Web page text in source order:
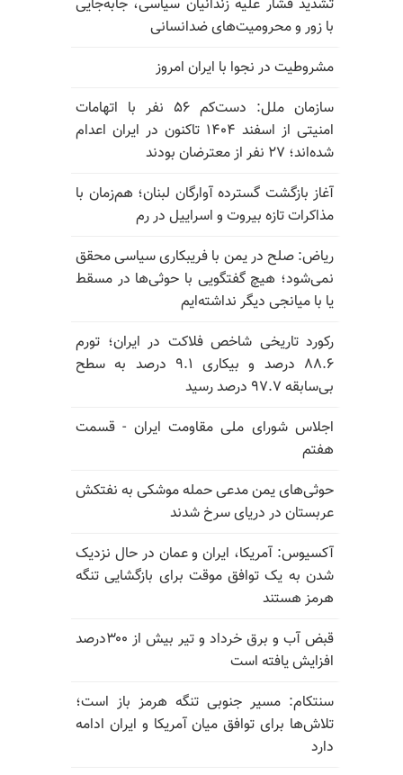
تشدید فشار علیه زندانیان سیاسی، جابه‌جایی
با زور و محرومیت‌های ضدانسانی
مشروطیت در نجوا با ایران امروز
سازمان ملل: دست‌کم ۵۶ نفر با اتهامات
امنیتی از اسفند ۱۴۰۴ تاکنون در ایران اعدام
شده‌اند؛ ۲۷ نفر از معترضان بودند
آغاز بازگشت گسترده آوارگان لبنان؛ هم‌زمان با
مذاکرات تازه بیروت و اسراییل در رم
ریاض: صلح در یمن با فریبکاری سیاسی محقق
نمی‌شود؛ هیچ گفتگویی با حوثی‌ها در مسقط
یا با میانجی دیگر نداشته‌ایم
رکورد تاریخی شاخص فلاکت در ایران؛ تورم
۸۸.۶ درصد و بیکاری ۹.۱ درصد به سطح
بی‌سابقه ۹۷.۷ درصد رسید
اجلاس شورای ملی مقاومت ایران - قسمت
هفتم
حوثی‌های یمن مدعی حمله موشکی به نفتکش
عربستان در دریای سرخ شدند
آکسیوس: آمریکا، ایران و عمان در حال نزدیک
شدن به یک توافق موقت برای بازگشایی تنگه
هرمز هستند
قبض آب و برق خرداد و تیر بیش از ۳۰۰درصد
افزایش یافته است
سنتکام: مسیر جنوبی تنگه هرمز باز است؛
تلاش‌ها برای توافق میان آمریکا و ایران ادامه
دارد